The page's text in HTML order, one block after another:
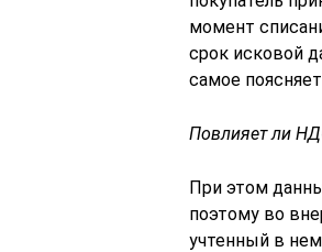
момент
срок исковой
самое
Повлияет ли
При этом
поэтому во
учтенный в